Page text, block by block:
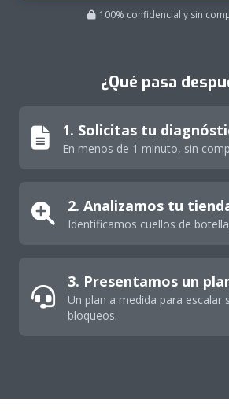
100% confidencial y sin
¿Qué pasa
1. Solicitas tu
En menos de 1 minuto, sin
2. Analizamos tu
Identificamos cuellos de
3. Presentamos un
Un plan a medida para escalar
bloqueos.